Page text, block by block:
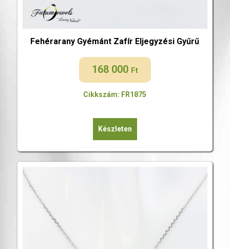
Fehérarany Gyémánt Zafír Eljegyzési Gyűrű
168 000 Ft
Cikkszám: FR1875
Készleten